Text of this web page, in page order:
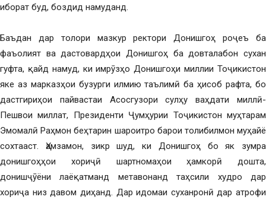
иборат буд, боздид намуданд.
Баъдан дар толори мазкур ректори Донишгоҳ роҷеъ ба
фаъолият ва дастовардҳои Донишгоҳ ба довталабон сухан
гуфта, қайд намуд, ки имрӯзҳо Донишгоҳи миллии Тоҷикистон
яке аз марказҳои бузурги илмию таълимӣ ба ҳисоб рафта, бо
дастгириҳои пайвастаи Асосгузори сулҳу ваҳдати миллӣ-
Пешвои миллат, Президенти Ҷумҳурии Тоҷикистон муҳтарам
Эмомалӣ Раҳмон беҳтарин шароитро барои толибилмон муҳайё
сохтааст. Ҳамзамон, зикр шуд, ки Донишгоҳ бо як зумра
донишгоҳҳои хориҷӣ шартномаҳои ҳамкорӣ дошта,
донишҷӯёни лаёқатманд метавонанд таҳсили худро дар
хориҷа низ давом диҳанд. Дар идомаи суханронӣ дар атрофи